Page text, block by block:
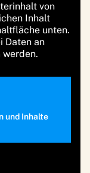
von
Inhalt
unten.
Daten an
und Inhalte